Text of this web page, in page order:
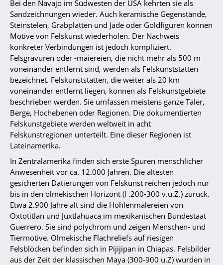
Bei den Navajo im Südwesten der USA kehrten sie als
Sandzeichnungen wieder. Auch keramische Gegenstände,
Steinstelen, Grabplatten und Jade oder Goldfiguren können
Motive von Felskunst wiederholen. Der Nachweis
konkreter Verbindungen ist jedoch kompliziert.
Felsgravuren oder -maiereien, die nicht mehr als 500 m
voneinander entfernt sind, werden als Felskunststätten
bezeichnet. Felskunststätten, die weiter als 20 km
voneinander entfernt liegen, können als Felskunstgebiete
beschrieben werden. Sie umfassen meistens ganze Täler,
Berge, Hochebenen oder Regionen. Die dokumentierten
Felskunstgebiete werden weltweit in acht
Felskunstregionen unterteilt. Eine dieser Regionen ist
Lateinamerika.
In Zentralamerika finden sich erste Spuren menschlicher
Anwesenheit vor ca. 12.000 Jahren. Die ältesten
gesicherten Datierungen von Felskunst reichen jedoch nur
bis in den olmekischen Horizont (l .200-300 v.u.Z.) zurück.
Etwa 2.900 Jahre alt sind die Höhlenmalereien von
Oxtotitlan und Juxtlahuaca im mexikanischen Bundestaat
Guerrero. Sie sind polychrom und zeigen Menschen- und
Tiermotive. Olmekische Flachreliefs auf riesigen
Felsblöcken befinden sich in Pijijipan in Chiapas. Felsbilder
aus der Zeit der klassischen Maya (300-900 u.Z) wurden in